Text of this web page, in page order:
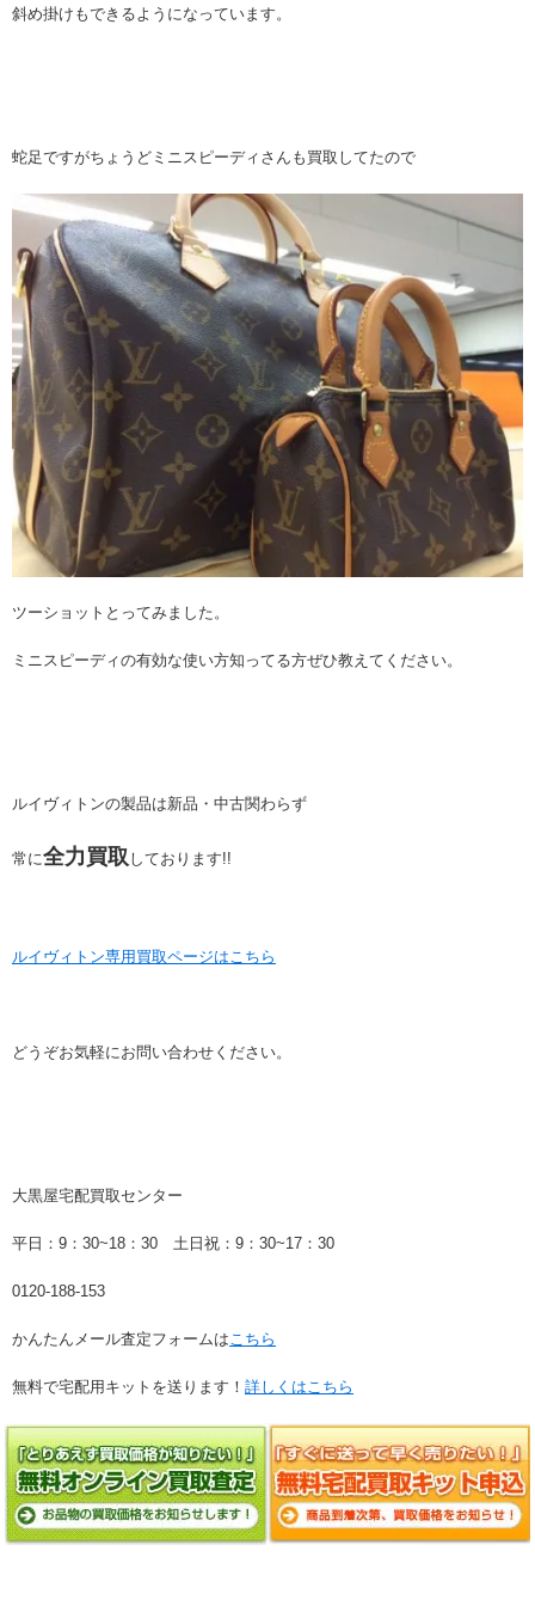
斜め掛けもできるようになっています。
蛇足ですがちょうどミニスピーディさんも買取してたので
ツーショットとってみました。
ミニスピーディの有効な使い方知ってる方ぜひ教えてください。
ルイヴィトンの製品は新品・中古関わらず
常に全力買取 しております!!
ルイヴィトン専用買取ページはこちら
どうぞお気軽にお問い合わせください。
大黒屋宅配買取センター
平日：9：30~18：30 土日祝：9：30~17：30
0120-188-153
かんたんメール査定フォームはこちら
無料で宅配用キットを送ります！ 詳しくはこちら